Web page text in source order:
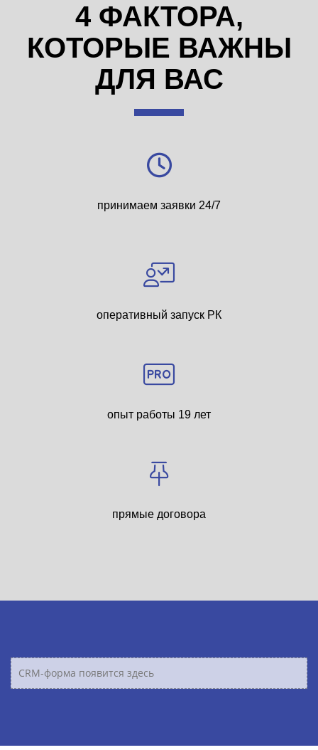
4 ФАКТОРА,
КОТОРЫЕ ВАЖНЫ
ДЛЯ ВАС
принимаем заявки 24/7
оперативный запуск РК
опыт работы 19 лет
прямые договора
CRM-форма появится здесь